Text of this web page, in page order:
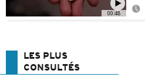
00:48
LES PLUS
CONSULTÉS